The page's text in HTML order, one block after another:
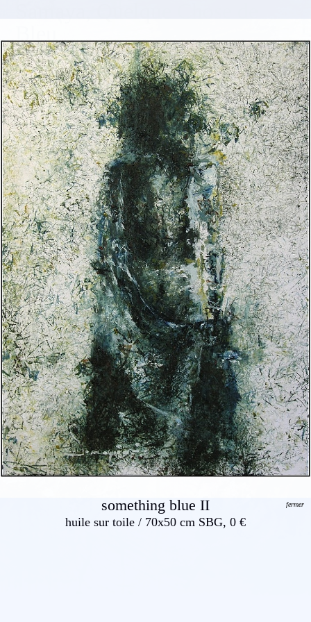
Peintures
Afficher tous les tableaux
N'afficher que les tableaux disponibles
Samaya, qui je suis, me contacter
something blue II
huile sur toile / 70x50 cm SBG, 0 €
fermer
toutes les images et tous les textes sont la propriété de Samaya - tous droits réservés
pour tous pays